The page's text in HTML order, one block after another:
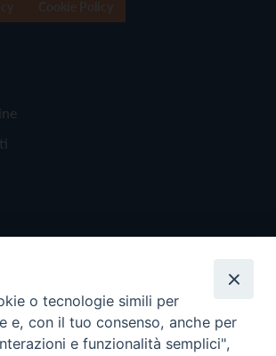
o tecnologie simili per
e, con il tuo consenso, anche per
e funzionalità semplici",